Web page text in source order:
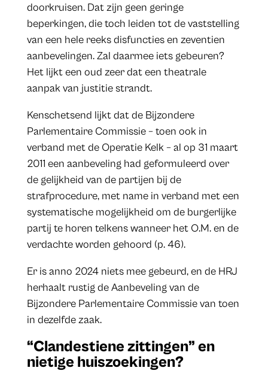
doorkruisen. Dat zijn geen geringe
beperkingen, die toch leiden tot de vaststelling
van een hele reeks disfuncties en zeventien
aanbevelingen. Zal daarmee iets gebeuren?
Het lijkt een oud zeer dat een theatrale
aanpak van justitie strandt.
Kenschetsend lijkt dat de Bijzondere
Parlementaire Commissie – toen ook in
verband met de Operatie Kelk – al op 31 maart
2011 een aanbeveling had geformuleerd over
de gelijkheid van de partijen bij de
strafprocedure, met name in verband met een
systematische mogelijkheid om de burgerlijke
partij te horen telkens wanneer het O.M. en de
verdachte worden gehoord (p. 46).
Er is anno 2024 niets mee gebeurd, en de HRJ
herhaalt rustig de Aanbeveling van de
Bijzondere Parlementaire Commissie van toen
in dezelfde zaak.
“Clandestiene zittingen” en
nietige huiszoekingen?